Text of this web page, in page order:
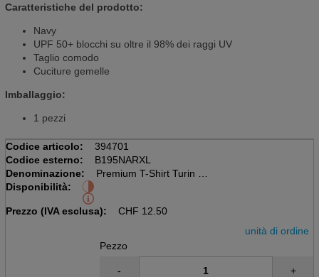
Caratteristiche del prodotto:
Navy
UPF 50+ blocchi su oltre il 98% dei raggi UV
Taglio comodo
Cuciture gemelle
Imballaggio:
1 pezzi
Codice articolo:
394701
Codice esterno:
B195NARXL
Denominazione:
Premium T-Shirt Turin XL
Disponibilità:
Prezzo (IVA esclusa): CHF 12.50
unità di ordine
Pezzo
- +